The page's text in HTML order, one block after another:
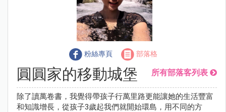
粉絲專頁 部落格
圓圓家的移動城堡 所有部落客列表
除了讀萬卷書，我覺得帶孩子行萬里路更能讓她的生活豐富
和知識增長，從孩子3歲起我們就開始環島，用不同的方